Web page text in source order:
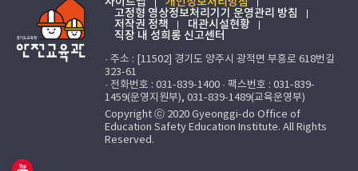
고정형 영상정보처리기기 운영관리 방침
저작권 정책
대관시설현황
직장 내 성희롱 신고센터
· 주소 : [11502] 경기도 양주시 광적면 부흥로 618번길
323-61
· 전화번호 : 031-839-1400 · 팩스번호 : 031-839-
1459(운영지원부), 031-839-1489(교육운영부)
Copyright ⓒ 2020 Gyeonggi-do Office of
Education Safety Education Institute. All Rights
Reserved.